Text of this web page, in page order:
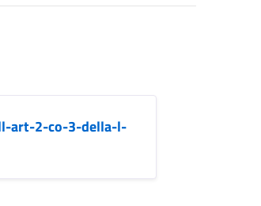
art-2-co-3-della-l-